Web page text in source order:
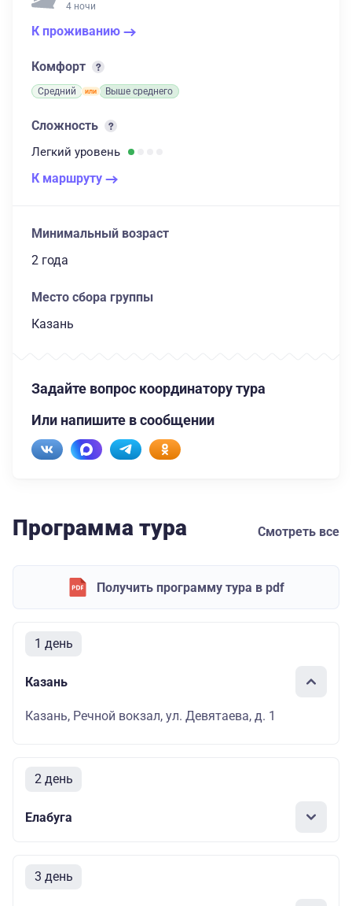
4 ночи
К проживанию
Комфорт
Средний Выше среднего
Сложность
Легкий уровень
К маршруту
Минимальный возраст
2 года
Место сбора группы
Казань
Задайте вопрос координатору тура
Или напишите в сообщении
Программа тура Смотреть все
Получить программу тура в pdf
1 день
Казань
Казань, Речной вокзал, ул. Девятаева, д. 1
2 день
Елабуга
3 день